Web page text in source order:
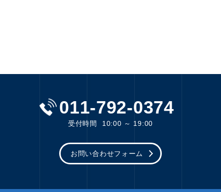
011-792-0374
受付時間 10:00 ～ 19:00
お問い合わせフォーム